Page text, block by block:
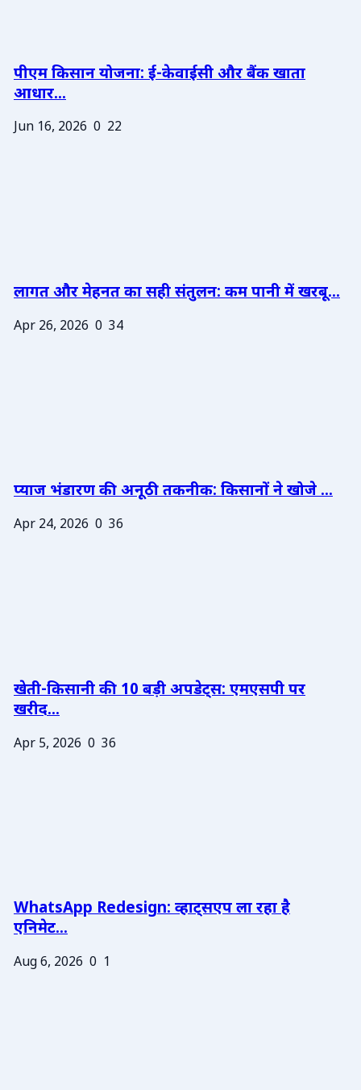
पीएम किसान योजना: ई-केवाईसी और बैंक खाता
आधार...
Jun 16, 2026 0 22
लागत और मेहनत का सही संतुलन: कम पानी में खरबू...
Apr 26, 2026 0 34
प्याज भंडारण की अनूठी तकनीक: किसानों ने खोजे ...
Apr 24, 2026 0 36
खेती-किसानी की 10 बड़ी अपडेट्स: एमएसपी पर
खरीद...
Apr 5, 2026 0 36
WhatsApp Redesign: व्हाट्सएप ला रहा है
एनिमेट...
Aug 6, 2026 0 1